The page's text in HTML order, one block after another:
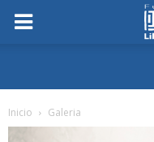
Inicio Galeria